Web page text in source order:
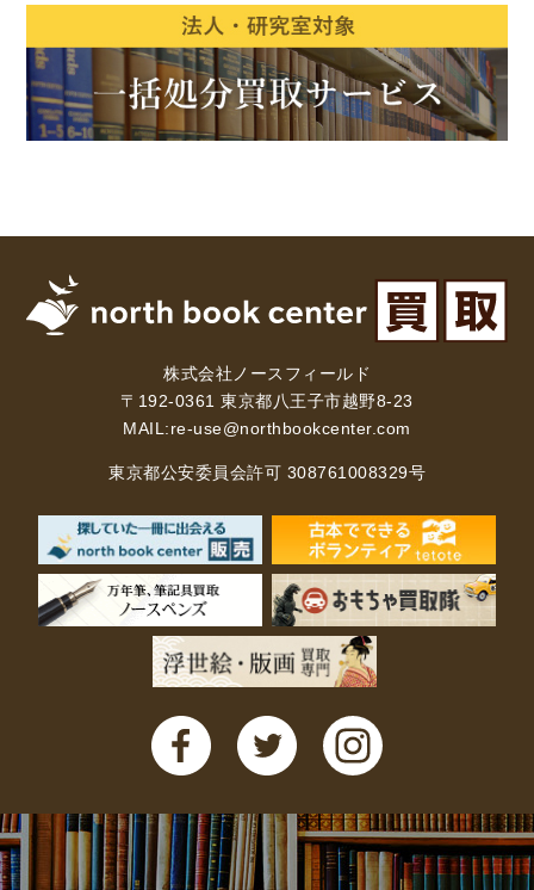
株式会社ノースフィールド
〒192-0361 東京都八王子市越野8-23
MAIL:re-use@northbookcenter.com
東京都公安委員会許可 308761008329号